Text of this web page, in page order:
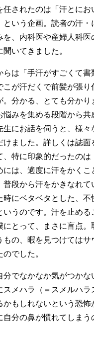
任されたのは「汗とにお
という企画。読者の汗・
を、内科医や産婦人科医
いてきました。
らは「手汗がすごくて書
が汗だくで前髪が張り
。分かる、とても分かり
みを集める段階から共
生にお話を伺うと、様々
けました。詳しくは誌面
、特に印象的だったのは
には、適度に汗をかくこ
普段から汗をかきなれて
時にベタベタとした、不
いうのです。汗を止める
にとって、まさに盲点。
もの、暇を見つけてはサ
でした。
分でなかなか気がつかな
スメハラ（＝スメルハラ
かもしれないという恐怖
分の鼻が慣れてしまう